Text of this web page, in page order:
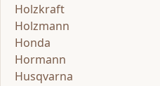
Holzkraft
Holzmann
Honda
Hormann
Husqvarna